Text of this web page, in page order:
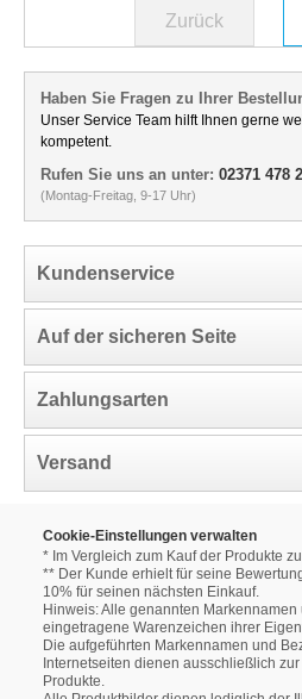
Zurück
Haben Sie Fragen zu Ihrer
Unser Service Team hilft Ihnen gerne
kompetent.
Rufen Sie uns an unter: 02371 478
(Montag-Freitag, 9-17 Uhr)
Kundenservice
Auf der sicheren Seite
Zahlungsarten
Versand
Cookie-Einstellungen verwalten
* Im Vergleich zum Kauf der Produkte
** Der Kunde erhielt für seine
10% für seinen nächsten Einkauf.
Hinweis: Alle genannten
eingetragene Warenzeichen ihrer
Die aufgeführten Markennamen und
Internetseiten dienen ausschließlich
Produkte.